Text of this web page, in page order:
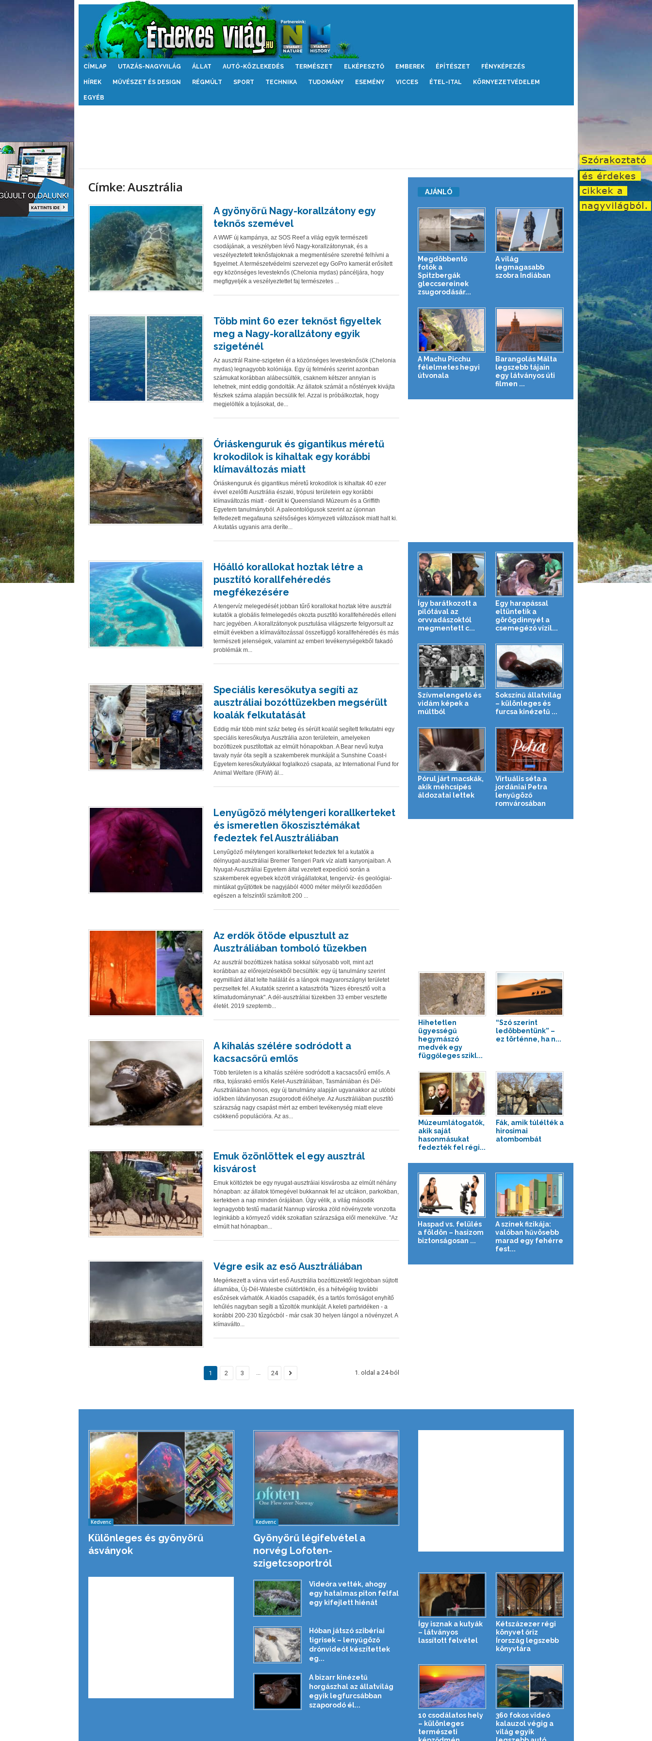
Érdekes
CÍMLAP UTAZÁS-NAGYVILÁG ÁLLAT AUTÓ-KÖZLEKEDÉS TERMÉSZET ELKÉPESZTŐ EMBEREK ÉPÍTÉSZET FÉNYKÉPEZÉS
HÍREK MŰVÉSZET ÉS DESIGN RÉGMÚLT SPORT TECHNIKA TUDOMÁNY ESEMÉNY VICCES ÉTEL-ITAL KÖRNYEZETVÉDELEM
EGYÉB
Címke: Ausztrália
A gyönyörű Nagy-korallzátony egy
teknős szemével
A WWF új kampánya, az SOS Reef a világ egyik természeti
csodájának, a veszélyben lévő Nagy-korallzátonynak, és a
veszélyeztetett teknősfajoknak a megmentésére szeretné felhívni a
figyelmet. A természetvédelmi szervezet egy GoPro kamerát erősített
egy közönséges levesteknős (Chelonia mydas) páncéljára, hogy
megfigyeljék a veszélyeztettet faj természetes ...
Több mint 60 ezer teknőst figyeltek
meg a Nagy-korallzátony egyik
szigeténél
Az ausztrál Raine-szigeten él a közönséges levesteknősök (Chelonia
mydas) legnagyobb kolóniája. Egy új felmérés szerint azonban
számukat korábban alábecsülték, csaknem kétszer annyian is
lehetnek, mint eddig gondolták. Az állatok számát a nőstények kivájta
fészkek száma alapján becsülik fel. Azzal is próbálkoztak, hogy
megjelölték a tojásokat, de...
Óriáskenguruk és gigantikus méretű
krokodilok is kihaltak egy korábbi
klímaváltozás miatt
Óriáskenguruk és gigantikus méretű krokodilok is kihaltak 40 ezer
évvel ezelőtti Ausztrália északi, trópusi területein egy korábbi
klímaváltozás miatt - derült ki Queenslandi Múzeum és a Griffith
Egyetem tanulmányból. A paleontológusok szerint az újonnan
felfedezett megafauna szélsőséges környezeti változások miatt halt ki.
A kutatás ugyanis arra deríte...
Hőálló korallokat hoztak létre a
pusztító korallfehéredés
megfékezésére
A tengervíz melegedését jobban tűrő korallokat hoztak létre ausztrál
kutatók a globális felmelegedés okozta pusztító korallfehéredés elleni
harc jegyében. A korallzátonyok pusztulása világszerte felgyorsult az
elmúlt években a klímaváltozással összefüggő korallfehéredés és más
természeti jelenségek, valamint az emberi tevékenységekből fakadó
problémák m...
Speciális keresőkutya segíti az
ausztráliai bozóttüzekben megsérült
koalák felkutatását
Eddig már több mint száz beteg és sérült koalát segített felkutatni egy
speciális keresőkutya Ausztrália azon területein, amelyeken
bozóttüzek pusztítottak az elmúlt hónapokban. A Bear nevű kutya
tavaly nyár óta segíti a szakemberek munkáját a Sunshine Coast-i
Egyetem keresőkutyákkal foglalkozó csapata, az International Fund for
Animal Welfare (IFAW) ál...
Lenyűgöző mélytengeri korallkerteket
és ismeretlen ökoszisztémákat
fedeztek fel Ausztráliában
Lenyűgöző mélytengeri korallkerteket fedeztek fel a kutatók a
délnyugat-ausztráliai Bremer Tengeri Park víz alatti kanyonjaiban. A
Nyugat-Ausztráliai Egyetem által vezetett expedíció során a
szakemberek egyebek között virágállatokat, tengervíz- és geológiai-
mintákat gyűjtöttek be nagyjából 4000 méter mélyről kezdődően
egészen a felszíntől számított 200 ...
Az erdők ötöde elpusztult az
Ausztráliában tomboló tüzekben
Az ausztrál bozóttüzek hatása sokkal súlyosabb volt, mint azt
korábban az előrejelzésekből becsülték: egy új tanulmány szerint
egymilliárd állat lelte halálát és a lángok magyarországnyi területet
perzseltek fel. A kutatók szerint a katasztrófa "tüzes ébresztő volt a
klímatudománynak". A dél-ausztráliai tüzekben 33 ember vesztette
életét. 2019 szeptemb...
A kihalás szélére sodródott a
kacsacsőrű emlős
Több területen is a kihalás szélére sodródott a kacsacsőrű emlős. A
ritka, tojásrakó emlős Kelet-Ausztráliában, Tasmániában és Dél-
Ausztráliában honos, egy új tanulmány alapján ugyanakkor az utóbbi
időkben látványosan zsugorodott élőhelye. Az Ausztráliában pusztító
szárazság nagy csapást mért az emberi tevékenység miatt eleve
csökkenő populációra. Az as...
Emuk özönlöttek el egy ausztrál
kisvárost
Emuk költöztek be egy nyugat-ausztráiai kisvárosba az elmúlt néhány
hónapban: az állatok tömegével bukkannak fel az utcákon, parkokban,
kertekben a nap minden órájában. Úgy vélik, a világ második
legnagyobb testű madarát Nannup városka zöld növényzete vonzotta
leginkább a környező vidék szokatlan szárazsága elől menekülve. "Az
elmúlt hat hónapban...
Végre esik az eső Ausztráliában
Megérkezett a várva várt eső Ausztrália bozóttüzektől legjobban sújtott
államába, Új-Dél-Walesbe csütörtökön, és a hétvégéig további
esőzések várhatók. A kiadós csapadék, és a tartós forróságot enyhítő
lehűlés nagyban segíti a tűzoltók munkáját. A keleti partvidéken - a
korábbi 200-230 tűzgócból - már csak 30 helyen lángol a növényzet. A
klímaválto...
1 2 3 ... 24 1. oldal a 24-ból
AJÁNLÓ
Megdöbbentő
fotók a
Spitzbergák
gleccsereinek
zsugorodásár...
A világ
legmagasabb
szobra Indiában
A Machu Picchu
félelmetes hegyi
útvonala
Barangolás Málta
legszebb tájain
egy látványos úti
filmen ...
Így barátkozott a
pilótával az
orvvadászoktól
megmentett c...
Egy harapással
eltüntetik a
görögdinnyét a
csemegéző vízil...
Szívmelengető és
vidám képek a
múltból
Sokszínű állatvilág
– különleges és
furcsa kinézetű ...
Pórul járt macskák,
akik méhcsípés
áldozatai lettek
Virtuális séta a
jordániai Petra
lenyűgöző
romvárosában
Hihetetlen
ügyességű
hegymászó
medvék egy
függőleges szikl...
“Szó szerint
ledöbbentünk” –
ez történne, ha n...
Múzeumlátogatók,
akik saját
hasonmásukat
fedezték fel régi...
Fák, amik túlélték a
hirosimai
atombombát
Haspad vs. felülés
a földön – hasizom
biztonságosan ...
A színek fizikája:
valóban hűvösebb
marad egy fehérre
fest...
Kedvenc
Különleges és gyönyörű
ásványok
Kedvenc
Gyönyörű légifelvétel a
norvég Lofoten-
szigetcsoportról
Videóra vették, ahogy
egy hatalmas piton felfal
egy kifejlett hiénát
Hóban játszó szibériai
tigrisek – lenyűgöző
drónvideót készítettek
eg...
A bizarr kinézetű
horgászhal az állatvilág
egyik legfurcsábban
szaporodó él...
Így isznak a kutyák
– látványos
lassított felvétel
Kétszázezer régi
könyvet őriz
Írország legszebb
könyvtára
10 csodálatos hely
– különleges
természeti
360 fokos videó
kalauzol végig a
világ egyik